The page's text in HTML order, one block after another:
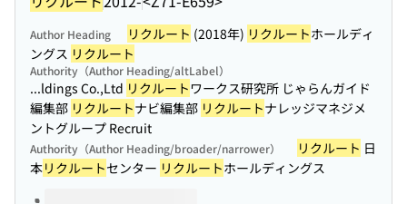
Author Heading リクルート (2018年) リクルートホールディ
ングス リクルート
Authority（Author Heading/altLabel）
...ldings Co.,Ltd リクルートワークス研究所 じゃらんガイド
編集部 リクルートナビ編集部 リクルートナレッジマネジメ
ントグループ Recruit
Authority（Author Heading/broader/narrower） リクルート 日
本リクルートセンター リクルートホールディングス
Volumes of this title